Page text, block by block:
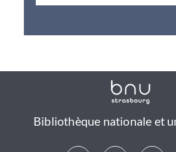
Bibliothèque nationale et